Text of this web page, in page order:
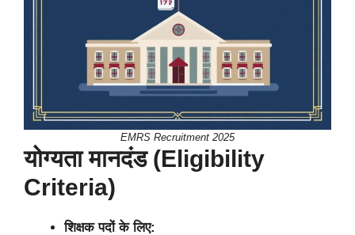
EMRS Recruitment 2025
योग्यता मानदंड (Eligibility
Criteria)
शिक्षक पदों के लिए: